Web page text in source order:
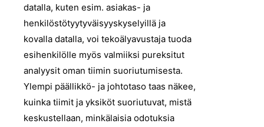
datalla, kuten esim. asiakas- ja
henkilöstötyytyväisyyskyselyillä ja
kovalla datalla, voi tekoälyavustaja tuoda
esihenkilölle myös valmiiksi pureksitut
analyysit oman tiimin suoriutumisesta.
Ylempi päällikkö- ja johtotaso taas näkee,
kuinka tiimit ja yksiköt suoriutuvat, mistä
keskustellaan, minkälaisia odotuksia